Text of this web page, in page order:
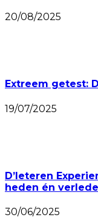
20/08/2025
Extreem getest:
19/07/2025
D’Ieteren
heden én
30/06/2025